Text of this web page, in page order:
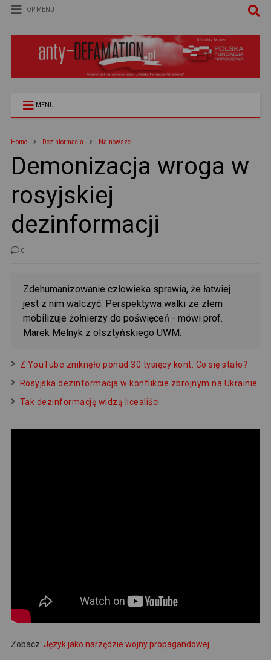
TOP MENU
MENU
Home Dezinformacja Najnowsze
Demonizacja wroga w
rosyjskiej
dezinformacji
0
Zdehumanizowanie człowieka sprawia, że łatwiej
jest z nim walczyć. Perspektywa walki ze złem
mobilizuje żołnierzy do poświęceń - mówi prof.
Marek Melnyk z olsztyńskiego UWM.
Z YouTube zniknęło ponad 30 tysięcy kont. Co się stało?
Rosyjska dezinformacja w konflikcie zbrojnym na Ukrainie
Tak dezinformację widzą licealiści
Zobacz: Język jako narzędzie wojny propagandowej